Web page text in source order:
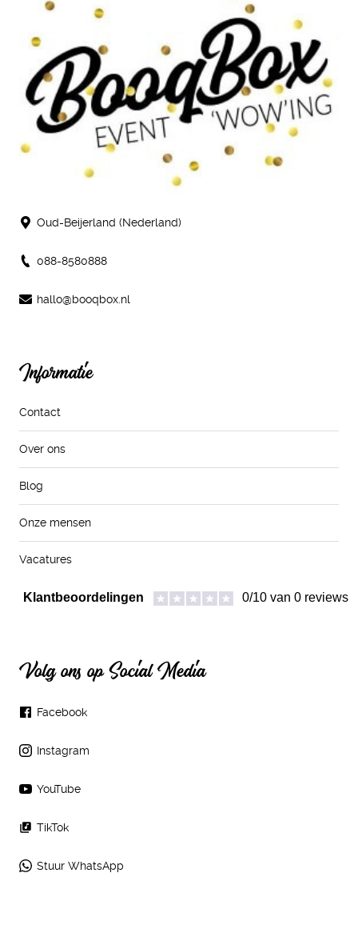
Oud-Beijerland (Nederland)
088-8580888
hallo@booqbox.nl
Informatie
Contact
Over ons
Blog
Onze mensen
Vacatures
Volg ons op Social Media
Facebook
Instagram
YouTube
TikTok
Stuur WhatsApp